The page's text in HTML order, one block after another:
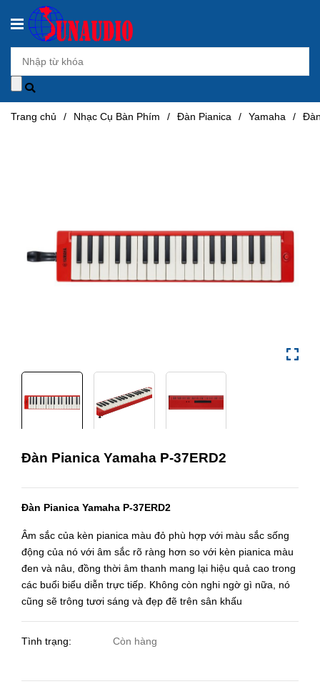
Trang chủ / Nhạc Cụ Bàn Phím / Đàn Pianica / Yamaha /
Đàn Pianica Yamaha P-37ERD2
Đàn Pianica Yamaha P-37ERD2
Âm sắc của kèn pianica màu đỏ phù hợp với màu sắc sống
động của nó với âm sắc rõ ràng hơn so với kèn pianica màu
đen và nâu, đồng thời âm thanh mang lại hiệu quả cao trong
các buổi biểu diễn trực tiếp. Không còn nghi ngờ gì nữa, nó
cũng sẽ trông tươi sáng và đẹp đẽ trên sân khấu
Tình trạng: Còn hàng